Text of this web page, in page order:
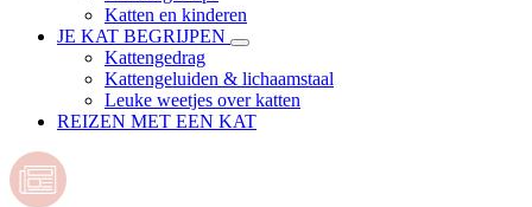
Katten en kinderen
JE KAT BEGRIJPEN
Kattengedrag
Kattengeluiden & lichaamstaal
Leuke weetjes over katten
REIZEN MET EEN KAT